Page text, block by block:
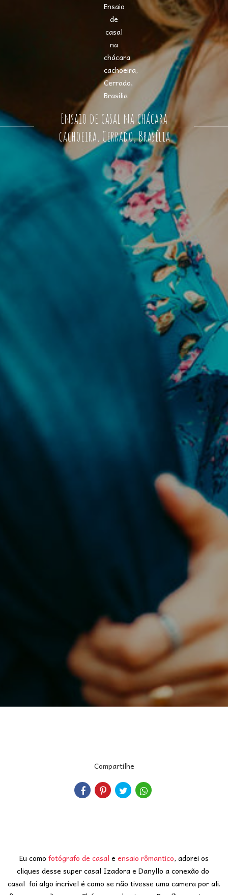
Ensaio de casal na chácara
cachoeira, Cerrado, Brasília
Compartilhe
Eu como fotógrafo de casal e ensaio rômantico, adorei os
cliques desse super casal Izadora e Danyllo a conexão do
casal foi algo incrível é como se não tivesse uma camera por ali.